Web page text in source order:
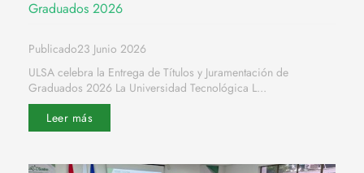
Graduados 2026
Publicado23 Junio 2026
ULSA celebra la Entrega de Títulos y Juramentación de
Graduados 2026 La Universidad Tecnológica L...
Leer más